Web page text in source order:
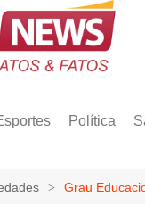
Política
Grau